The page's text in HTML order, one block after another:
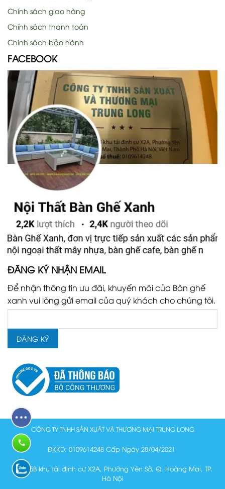
Chính sách giao hàng
Chính sách thanh toán
Chính sách bảo hành
FACEBOOK
ĐĂNG KÝ NHẬN EMAIL
Để nhận thông tin ưu đãi, khuyến mãi của Bàn ghế
xanh vui lòng gửi email của quý khách cho chúng tôi.
CÔNG TY TNHH SẢN XUẤT VÀ THƯƠNG MẠI TRUNG LONG
ĐKKD: 0109614248 Cấp Ngày 28/04/2021
Lô N15B khu tái định cư X2A, Phường Yên Sở, Q. Hoàng Mai, TP.
Hà Nội